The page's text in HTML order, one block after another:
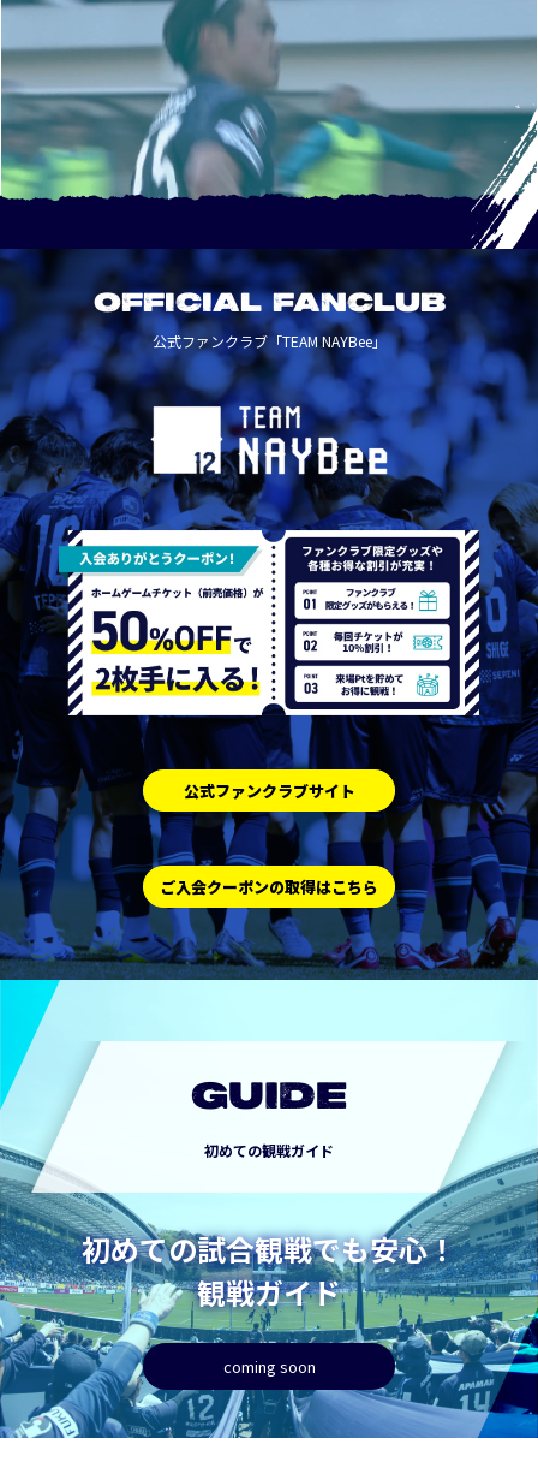
OFFICIAL FANCLUB
公式ファンクラブ「TEAM NAYBee」
公式ファンクラブサイト
ご入会クーポンの取得はこちら
GUIDE
初めての観戦ガイド
初めての試合観戦でも安心！
観戦ガイド
coming soon